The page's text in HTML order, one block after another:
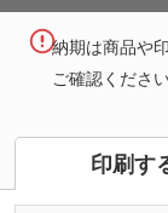
納期は商品や
ご確認くださ
印刷す